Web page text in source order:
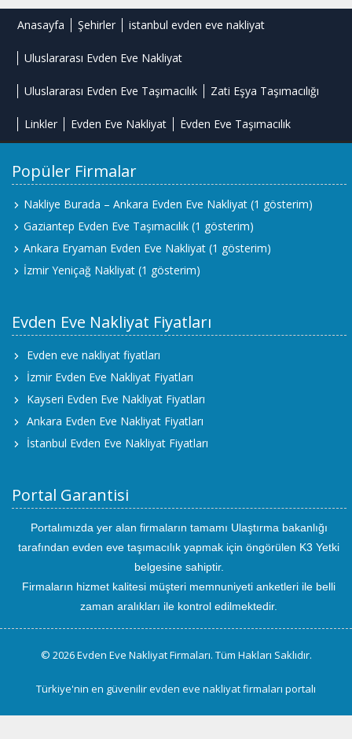
Anasayfa Şehirler istanbul evden eve nakliyat
Uluslararası Evden Eve Nakliyat
Uluslararası Evden Eve Taşımacılık Zati Eşya Taşımacılığı
Linkler Evden Eve Nakliyat Evden Eve Taşımacılık
Popüler Firmalar
Nakliye Burada – Ankara Evden Eve Nakliyat (1 gösterim)
Gaziantep Evden Eve Taşımacılık (1 gösterim)
Ankara Eryaman Evden Eve Nakliyat (1 gösterim)
İzmir Yeniçağ Nakliyat (1 gösterim)
Evden Eve Nakliyat Fiyatları
Evden eve nakliyat fiyatları
İzmir Evden Eve Nakliyat Fiyatları
Kayseri Evden Eve Nakliyat Fiyatları
Ankara Evden Eve Nakliyat Fiyatları
İstanbul Evden Eve Nakliyat Fiyatları
Portal Garantisi
Portalımızda yer alan firmaların tamamı Ulaştırma bakanlığı
tarafından evden eve taşımacılık yapmak için öngörülen K3 Yetki
belgesine sahiptir.
Firmaların hizmet kalitesi müşteri memnuniyeti anketleri ile belli
zaman aralıkları ile kontrol edilmektedir.
© 2026 Evden Eve Nakliyat Firmaları. Tüm Hakları Saklıdır.
Türkiye'nin en güvenilir evden eve nakliyat firmaları portalı